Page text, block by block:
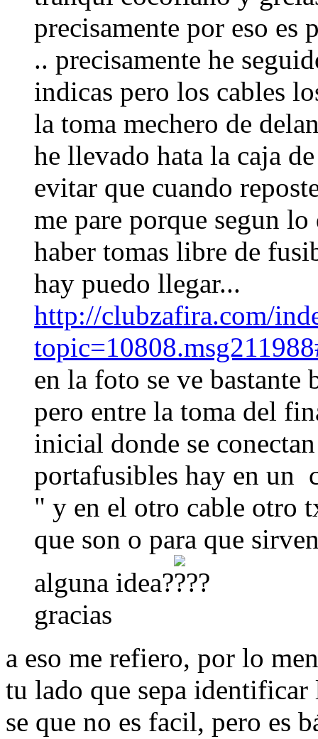
precisamente por eso es
.. precisamente he
indicas pero los cables
la toma mechero de
he llevado hata la caja
evitar que cuando
me pare porque segun
haber tomas libre de
hay puedo llegar...
http://clubzafira.com/
en la foto se ve bastante
pero entre la toma del
inicial donde se
portafusibles hay en un
" y en el otro cable otro
que son o para que
alguna idea?
gracias
a eso me refiero, por lo
tu lado que sepa identificar
se que no es facil, pero es